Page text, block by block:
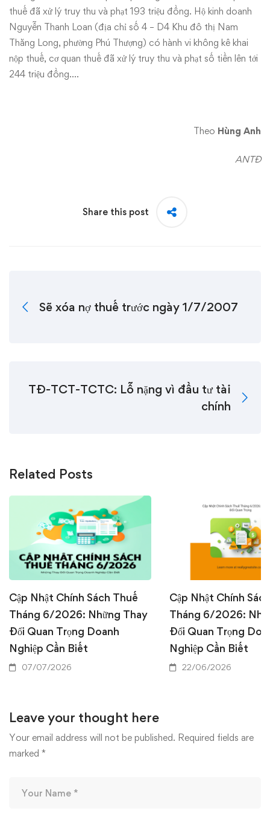
thuế đã xử lý truy thu và phạt 193 triệu đồng. Hộ kinh doanh
Nguyễn Thanh Loan (địa chỉ số 4 – D4 Khu đô thị Nam
Thăng Long, phường Phú Thượng) có hành vi không kê khai
nộp thuế, cơ quan thuế đã xử lý truy thu và phạt số tiền lên tới
244 triệu đồng….
Theo Hùng Anh
ANTĐ
Share this post
Sẽ xóa nợ thuế trước ngày 1/7/2007
TĐ-TCT-TCTC: Lỗ nặng vì đầu tư tài
chính
Related Posts
Cập Nhật Chính Sách Thuế
Tháng 6/2026: Những Thay
Đổi Quan Trọng Doanh
Nghiệp Cần Biết
07/07/2026
Cập Nhật Chính
Tháng 6/2026:
Đổi Quan Trọng
Nghiệp Cần Biết
22/06/2026
Leave your thought here
Your email address will not be published. Required fields are
marked *